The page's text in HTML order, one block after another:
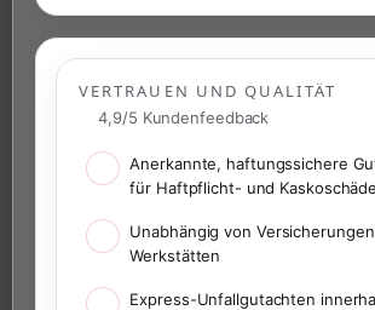
VERTRAUEN UND QUALITÄT
4,9/5 Kundenfeedback
Anerkannte, haftungssichere
für Haftpflicht- und
Unabhängig von
Werkstätten
Express-Unfallgutachten